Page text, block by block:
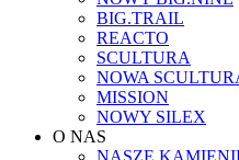
BIG.TRAIL
REACTO
SCULTURA
NOWA
MISSION
NOWY SILEX
O NAS
NASZE